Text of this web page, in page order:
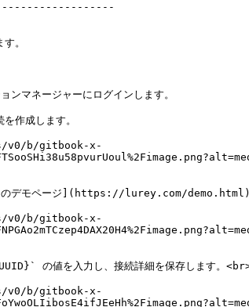
。
マネージャーにログインします。
成します。
v0/b/gitbook-x-
らのデモページ](https://lurey.com/demo.html)
v0/b/gitbook-x-
の値を入力し、接続詳細を保存します。
v0/b/gitbook-x-